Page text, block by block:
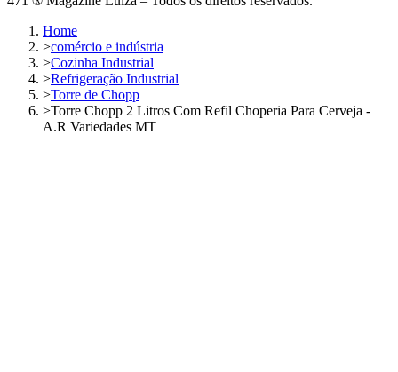
Home
>comércio e indústria
>Cozinha Industrial
>Refrigeração Industrial
>Torre de Chopp
>Torre Chopp 2 Litros Com Refil Choperia Para Cerveja -
A.R Variedades MT